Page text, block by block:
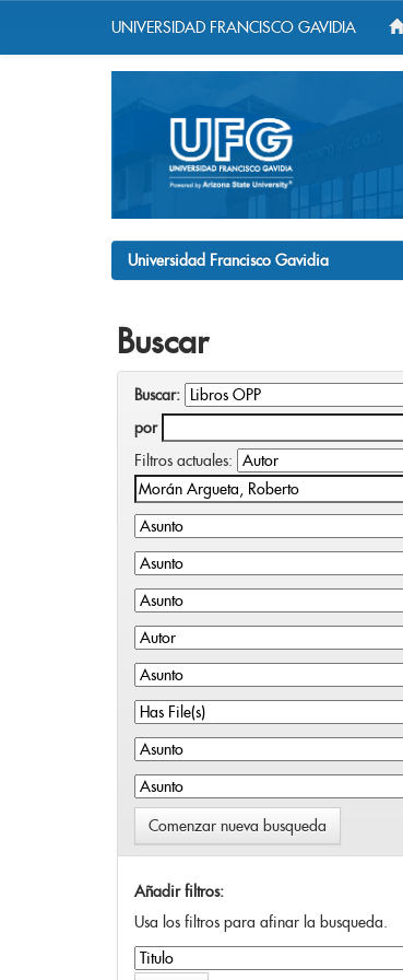
UNIVERSIDAD FRANCISCO GAVIDIA
Universidad Francisco Gavidia
Buscar
Buscar:
por
Filtros actuales:
Comenzar nueva busqueda
Añadir filtros:
Usa los filtros para afinar la busqueda.